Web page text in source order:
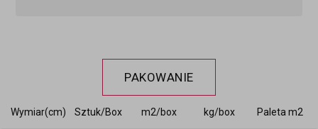
PAKOWANIE
Wymiar(cm) Sztuk/Box m2/box kg/box Paleta m2